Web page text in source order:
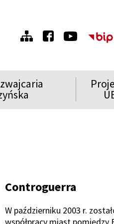
Menu
prawe
menu
Controguerra
W październiku 2003 r.